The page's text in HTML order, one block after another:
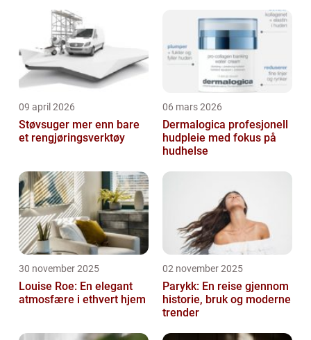
artikkelen vil gi deg en grundig oversikt ove...
09 april 2026
Støvsuger mer enn bare
et rengjøringsverktøy
06 mars 2026
Dermalogica profesjonell
hudpleie med fokus på
hudhelse
30 november 2025
Louise Roe: En elegant
atmosfære i ethvert hjem
02 november 2025
Parykk: En reise gjennom
historie, bruk og moderne
trender